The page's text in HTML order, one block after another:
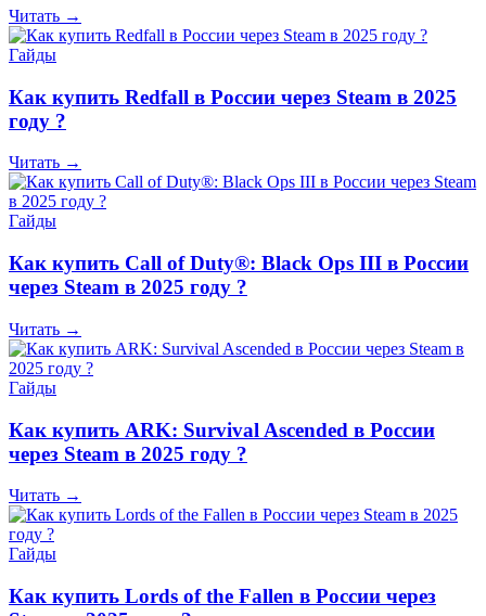
Читать →
Гайды
Как купить Redfall в России через Steam в 2025
году ?
Читать →
Гайды
Как купить Call of Duty®: Black Ops III в России
через Steam в 2025 году ?
Читать →
Гайды
Как купить ARK: Survival Ascended в России
через Steam в 2025 году ?
Читать →
Гайды
Как купить Lords of the Fallen в России через